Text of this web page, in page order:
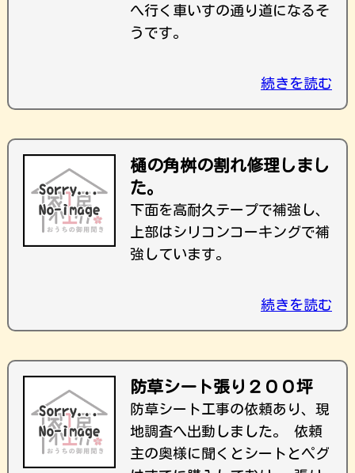
へ行く車いすの通り道になるそ
うです。
続きを読む
樋の角桝の割れ修理しまし
た。
下面を高耐久テープで補強し、
上部はシリコンコーキングで補
強しています。
続きを読む
防草シート張り２００坪
防草シート工事の依頼あり、現
地調査へ出動しました。 依頼
主の奥様に聞くとシートとペグ